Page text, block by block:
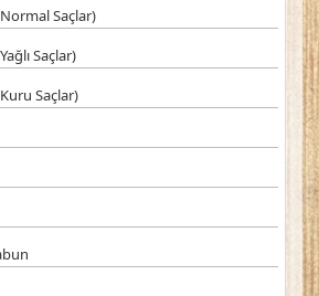
Saçlar)
Saçlar)
Saçlar)